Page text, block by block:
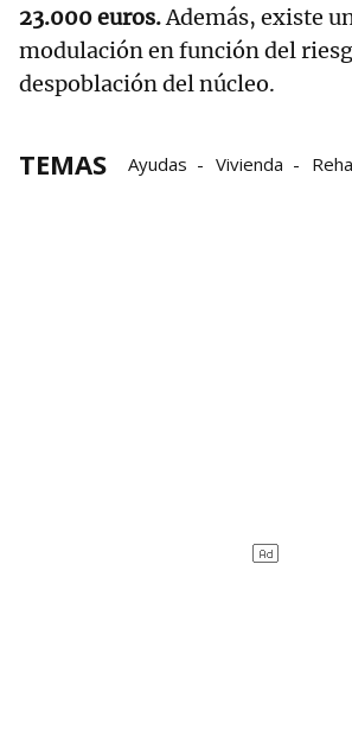
23.000 euros.Además, existe
modulación en función del
despoblación del núcleo.
TEMAS Ayudas Vivienda